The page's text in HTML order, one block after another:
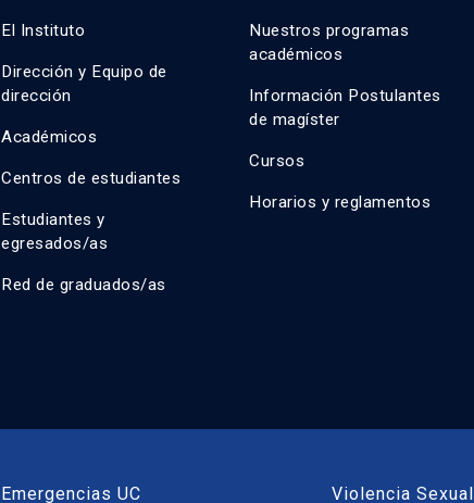
El Instituto
Dirección y Equipo de
dirección
Académicos
Centros de estudiantes
Estudiantes y
egresados/as
Red de graduados/as
Nuestros programas
académicos
Información Postulantes
de magíster
Cursos
Horarios y reglamentos
Emergencias UC Violencia Sexual